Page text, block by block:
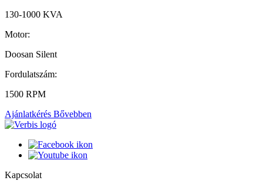
130-1000 KVA
Motor:
Doosan Silent
Fordulatszám:
1500 RPM
Ajánlatkérés Bővebben
Kapcsolat